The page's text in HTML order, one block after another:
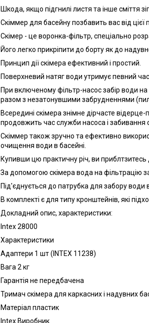
Шкода, якщо підгнилі листя та інше сміття
Скіммер для басейну позбавить вас від цієї
Скімер - це воронка-фільтр, спеціально
Його легко прикріпити до борту як до
Принцип дії скімера ефективний і простий.
Поверхневий натяг води утримує певний час
При включеному фільтр-насос забір води на
разом з незатонувшими забрудненнями
Всередині скімера знімне дірчасте
продовжить час служби насоса і забивання
Скіммер також зручно та ефективно
очищення води в басейні.
Купивши цю практичну річ, ви приблтзитесь
За допомогою скімера вода на фільтрацію
Під'єднується до патрубка для забору води в
В комплекті є для типу кронштейнів, які
Докладний опис, характеристики:
Intex 28000
Характеристики
Адаптери 1 шт (INTEX 11238)
Вага 2 кг
Гарантія не передбачена
Тримач скімера для каркасних і надувних
Матеріал пластик
Intex Виробник